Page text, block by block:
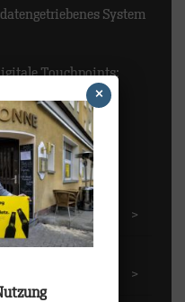
System
Touchpoints:
und
>
>
×